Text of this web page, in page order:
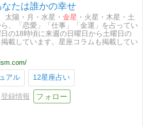
なたは誰かの幸せ
太陽・月・水星・ 金星 ・火星・木星・土
、「恋愛」「仕事」「金運」を占ってい
日の18時頃に来週の日曜日から土曜日の
載しています。星座コラムも掲載してい
アル
12星座占い
登録情報